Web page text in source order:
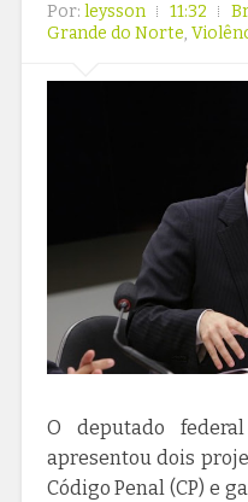
Por: leysson 11:32
Grande do Norte,
O deputado
apresentou dois
Código Penal (CP) e